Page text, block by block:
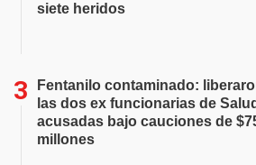
siete heridos
Fentanilo contaminado:
las dos ex funcionarias de Salud
acusadas bajo cauciones de
millones